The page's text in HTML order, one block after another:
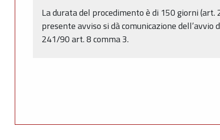
La durata del procedimento è di 150 giorni (art.
presente avviso si dà comunicazione dell’avvio
241/90 art. 8 comma 3.